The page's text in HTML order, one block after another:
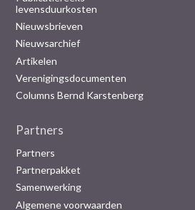
levensduurkosten
Nieuwsbrieven
Nieuwsarchief
Artikelen
Verenigingsdocumenten
Columns Bernd Karstenberg
Partners
Partners
Partnerpakket
Samenwerking
Algemene voorwaarden